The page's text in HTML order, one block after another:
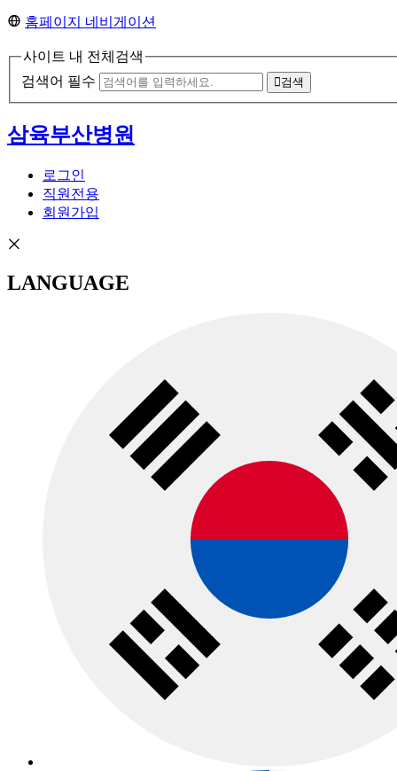
홈페이지 네비게이션
사이트 내 전체검색
검색어 필수
검색
삼육부산병원
로그인
직원전용
회원가입
LANGUAGE